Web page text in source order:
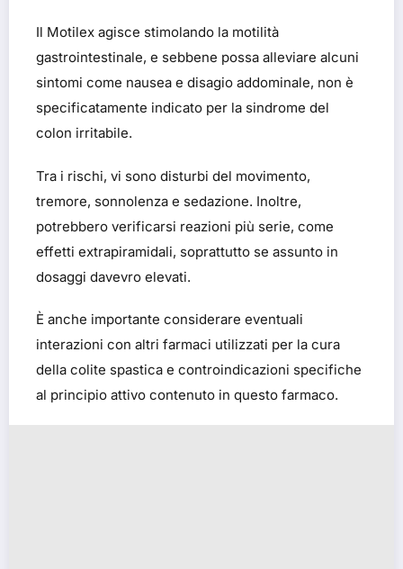
Il Motilex agisce stimolando la motilità
gastrointestinale, e sebbene possa alleviare alcuni
sintomi come nausea e disagio addominale, non è
specificatamente indicato per la sindrome del
colon irritabile.
Tra i rischi, vi sono disturbi del movimento,
tremore, sonnolenza e sedazione. Inoltre,
potrebbero verificarsi reazioni più serie, come
effetti extrapiramidali, soprattutto se assunto in
dosaggi davevro elevati.
È anche importante considerare eventuali
interazioni con altri farmaci utilizzati per la cura
della colite spastica e controindicazioni specifiche
al principio attivo contenuto in questo farmaco.